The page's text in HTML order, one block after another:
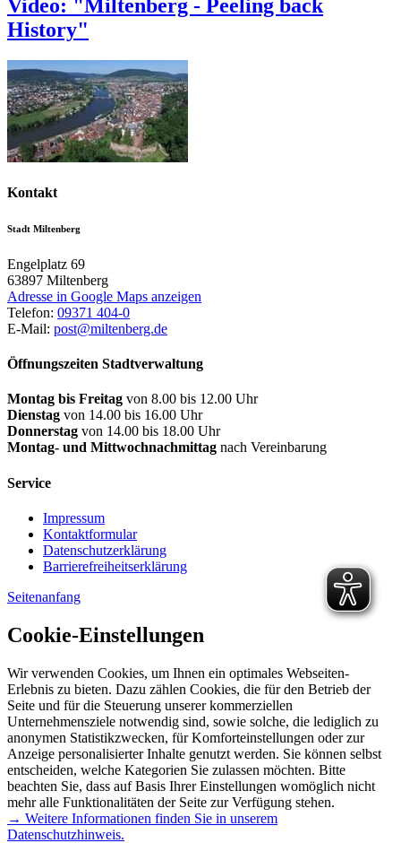
Video: "Miltenberg - Peeling back
History"
Kontakt
Stadt Miltenberg
Engelplatz 69
63897 Miltenberg
Adresse in Google Maps anzeigen
Telefon: 09371 404-0
E-Mail: post@miltenberg.de
Öffnungszeiten Stadtverwaltung
Montag bis Freitag von 8.00 bis 12.00 Uhr
Dienstag von 14.00 bis 16.00 Uhr
Donnerstag von 14.00 bis 18.00 Uhr
Montag- und Mittwochnachmittag nach Vereinbarung
Service
Impressum
Kontaktformular
Datenschutzerklärung
Barrierefreiheitserklärung
Seitenanfang
Cookie-Einstellungen
Wir verwenden Cookies, um Ihnen ein optimales Webseiten-
Erlebnis zu bieten. Dazu zählen Cookies, die für den Betrieb der
Seite und für die Steuerung unserer kommerziellen
Unternehmensziele notwendig sind, sowie solche, die lediglich zu
anonymen Statistikzwecken, für Komforteinstellungen oder zur
Anzeige personalisierter Inhalte genutzt werden. Sie können selbst
entscheiden, welche Kategorien Sie zulassen möchten. Bitte
beachten Sie, dass auf Basis Ihrer Einstellungen womöglich nicht
mehr alle Funktionalitäten der Seite zur Verfügung stehen.
→ Weitere Informationen finden Sie in unserem
Datenschutzhinweis.